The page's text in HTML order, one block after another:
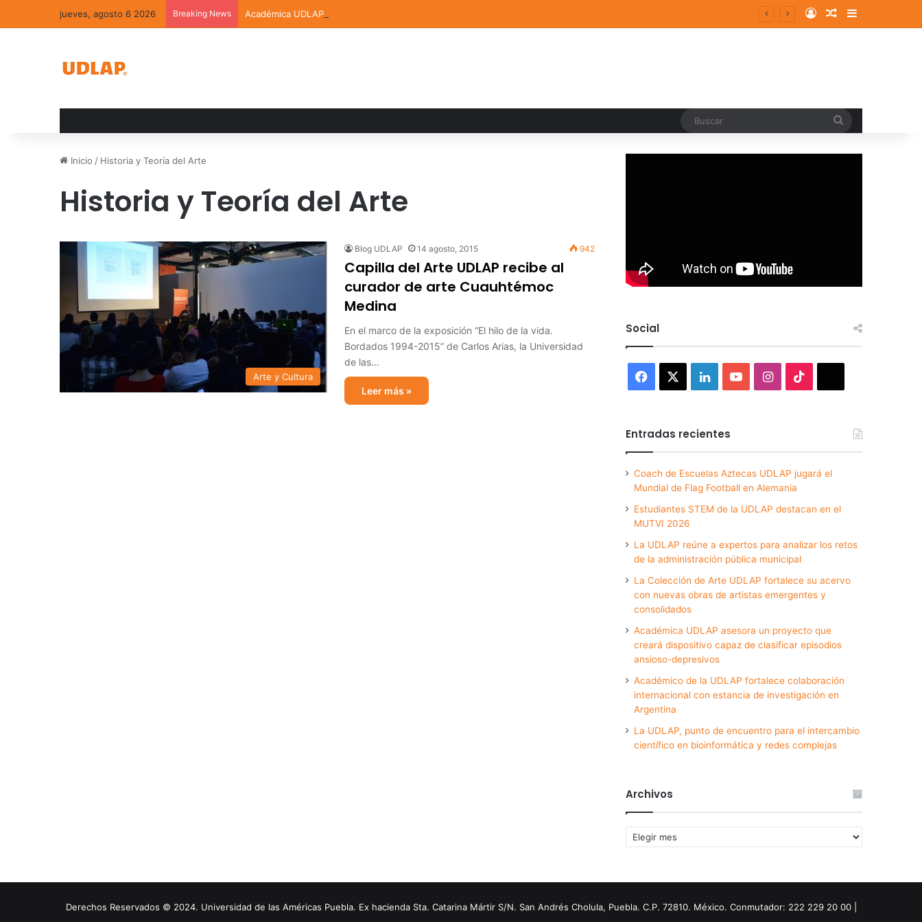
jueves, agosto 6 2026 Breaking News Académica UDLAP asesora un proyecto que creará dispositivo capaz de clasificar episodios ansioso-depresivos Log InRandom Article
Sidebar
Inicio / Historia y Teoría del Arte
Historia y Teoría del Arte
Arte y Cultura
Blog UDLAP 14 agosto, 2015 942
Capilla del Arte UDLAP recibe al
curador de arte Cuauhtémoc
Medina
En el marco de la exposición “El hilo de la vida.
Bordados 1994-2015” de Carlos Arias, la Universidad
de las…
Leer más »
Social
Facebook LinkedInYouTubeInstagram
Entradas recientes
Coach de Escuelas Aztecas UDLAP jugará el
Mundial de Flag Football en Alemania
Estudiantes STEM de la UDLAP destacan en el
MUTVI 2026
La UDLAP reúne a expertos para analizar los retos
de la administración pública municipal
La Colección de Arte UDLAP fortalece su acervo
con nuevas obras de artistas emergentes y
consolidados
Académica UDLAP asesora un proyecto que
creará dispositivo capaz de clasificar episodios
ansioso-depresivos
Académico de la UDLAP fortalece colaboración
internacional con estancia de investigación en
Argentina
La UDLAP, punto de encuentro para el intercambio
científico en bioinformática y redes complejas
Archivos
Archivos
Derechos Reservados © 2024. Universidad de las Américas Puebla. Ex hacienda Sta. Catarina Mártir S/N. San Andrés Cholula, Puebla. C.P. 72810. México. Conmutador: 222 229 20 00 |